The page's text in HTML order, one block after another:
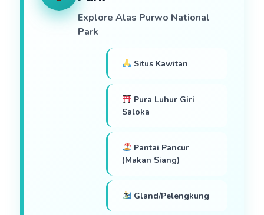
Explore Alas Purwo National
Park
Situs Kawitan
Pura Luhur Giri
Saloka
Pantai Pancur
(Makan Siang)
Gland/Pelengkung